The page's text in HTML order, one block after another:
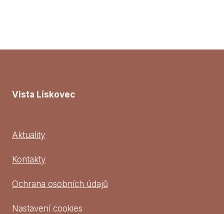
Vista Lískovec
Aktuality
Kontakty
Ochrana osobních údajů
Nastavení cookies